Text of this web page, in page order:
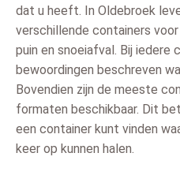
dat u heeft. In Oldebroek
verschillende containers
puin en snoeiafval. Bij iedere
bewoordingen beschreven
Bovendien zijn de meeste
formaten beschikbaar. Dit
een container kunt vinden
keer op kunnen halen.